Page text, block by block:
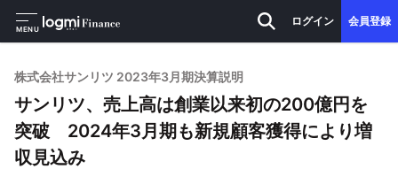
MENU
ログイン 会員登録
株式会社サンリツ 2023年3月期決算説明
サンリツ、売上高は創業以来初の200億円を
突破 2024年3月期も新規顧客獲得により増
収見込み